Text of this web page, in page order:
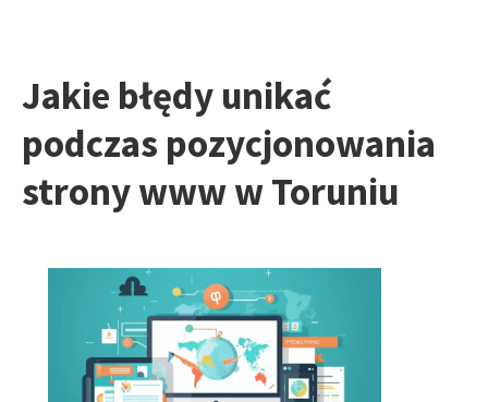
Jakie błędy unikać
podczas pozycjonowania
strony www w Toruniu